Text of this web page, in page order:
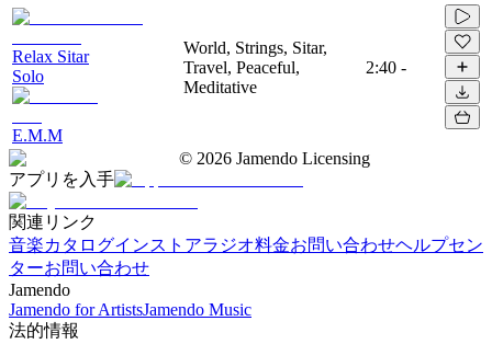
Relax Sitar
Solo
E.M.M
World, Strings, Sitar,
Travel, Peaceful,
Meditative
2:40 -
© 2026 Jamendo Licensing
アプリを入手
関連リンク
音楽カタログインストアラジオ料金お問い合わせヘルプセン
ターお問い合わせ
Jamendo
Jamendo for ArtistsJamendo Music
法的情報